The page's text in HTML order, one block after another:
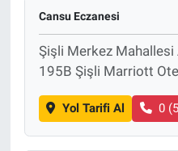
Cansu Eczanesi
Şişli Merkez
195B Şişli Marriott
Yol Tarifi Al 0